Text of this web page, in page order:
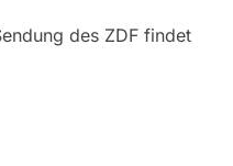
des ZDF findet